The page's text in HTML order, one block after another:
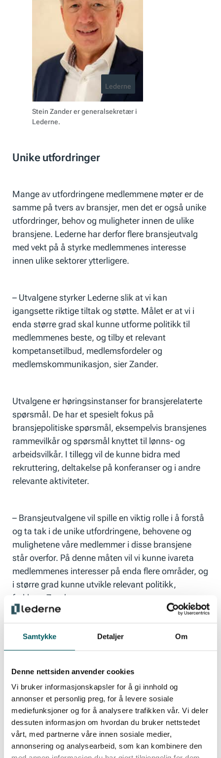
Samtykke Detaljer Om
Denne nettsiden anvender cookies
Vi bruker informasjonskapsler for å gi innhold og
annonser et personlig preg, for å levere sosiale
mediefunksjoner og for å analysere trafikken vår. Vi deler
dessuten informasjon om hvordan du bruker nettstedet
vårt, med partnerne våre innen sosiale medier,
annonsering og analysearbeid, som kan kombinere den
Lederne
Stein Zander er generalsekretær i
Lederne.
Unike utfordringer
Mange av utfordringene medlemmene møter er de
samme på tvers av bransjer, men det er også unike
utfordringer, behov og muligheter innen de ulike
bransjene. Lederne har derfor flere bransjeutvalg
med vekt på å styrke medlemmenes interesse
innen ulike sektorer ytterligere.
– Utvalgene styrker Lederne slik at vi kan
igangsette riktige tiltak og støtte. Målet er at vi i
enda større grad skal kunne utforme politikk til
medlemmenes beste, og tilby et relevant
kompetansetilbud, medlemsfordeler og
medlemskommunikasjon, sier Zander.
Utvalgene er høringsinstanser for bransjerelaterte
spørsmål. De har et spesielt fokus på
bransjepolitiske spørsmål, eksempelvis bransjenes
rammevilkår og spørsmål knyttet til lønns- og
arbeidsvilkår. I tillegg vil de kunne bidra med
rekruttering, deltakelse på konferanser og i andre
relevante aktiviteter.
– Bransjeutvalgene vil spille en viktig rolle i å forstå
og ta tak i de unike utfordringene, behovene og
mulighetene våre medlemmer i disse bransjene
står overfor. På denne måten vil vi kunne ivareta
medlemmenes interesser på enda flere områder, og
i større grad kunne utvikle relevant politikk,
forklarer Zander.
Hvert utvalg er sammensatt av engasjerte
medlemmer med inngående kunnskap om den
med spisskompetanse på bransjen, bistå i
arbeidet.
– Lederne er heldige som har et team av dedikerte
medlemmer og rådgivere som ikke bare har
ekspertise, men også et genuint ønske om å jobbe